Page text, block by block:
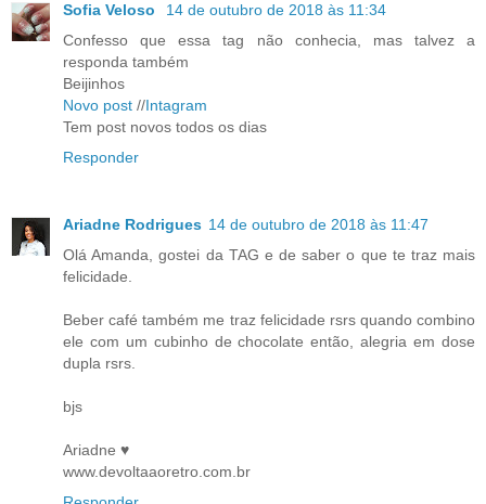
Sofia Veloso
14 de outubro de 2018 às 11:34
Confesso que essa tag não conhecia, mas talvez a
responda também
Beijinhos
Novo post //Intagram
Tem post novos todos os dias
Responder
Ariadne Rodrigues 14 de outubro de 2018 às 11:47
Olá Amanda, gostei da TAG e de saber o que te traz mais
felicidade.
Beber café também me traz felicidade rsrs quando combino
ele com um cubinho de chocolate então, alegria em dose
dupla rsrs.
bjs
Ariadne ♥
www.devoltaaoretro.com.br